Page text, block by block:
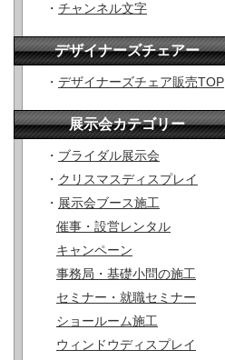
・ チャンネル文字
デザイナーズチェアー
・ デザイナーズチェア販売TOP
展示会カテゴリー
・ ブライダル展示会
・ クリスマスディスプレイ
・ 展示会ブース施工
催事・設営レンタル
キャンペーン
事務局・基礎小問の施工
セミナー・就職セミナー
ショールーム施工
ウィンドウディスプレイ